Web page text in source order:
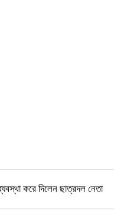
করে দিলেন ছাত্রদল নেতা